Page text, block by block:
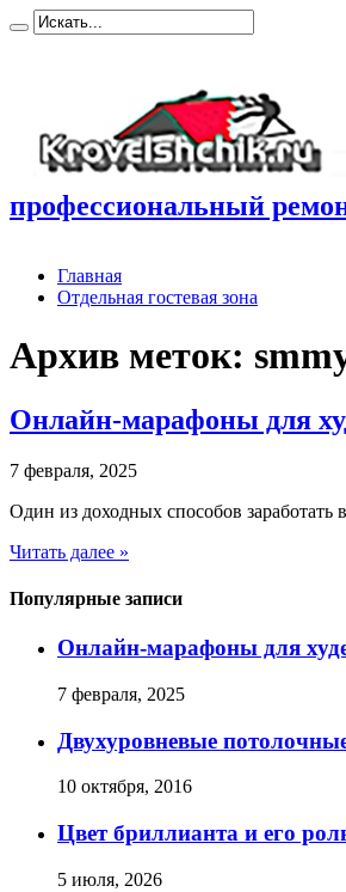
профессиональный
Главная
Отдельная гостевая зона
Архив меток:
Онлайн-марафоны для
7 февраля, 2025
Один из доходных способов
Читать далее »
Популярные записи
Онлайн-марафоны для
7 февраля, 2025
Двухуровневые
10 октября, 2016
Цвет бриллианта и его
5 июля, 2026